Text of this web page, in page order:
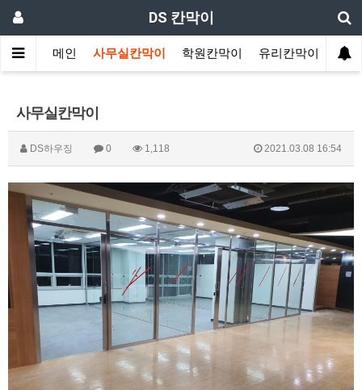
DS 칸막이
메인 사무실칸막이 학원칸막이 유리칸막이 랩
사무실칸막이
DS하우징 0 1,118 2021.03.08 16:54